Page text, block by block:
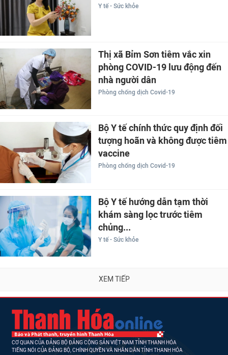
Y tế - Sức khỏe
Thị xã Bỉm Sơn tiêm vắc xin
phòng COVID-19 lưu động đến
nhà người dân
Phòng chống dịch Covid-19
Bộ Y tế chính thức quy định đối
tượng hoãn và không được tiêm
vaccine
Phòng chống dịch Covid-19
Bộ Y tế hướng dẫn tạm thời
khám sàng lọc trước tiêm
chủng...
Y tế - Sức khỏe
XEM TIẾP
CƠ QUAN CỦA ĐẢNG BỘ ĐẢNG CỘNG SẢN VIỆT NAM TỈNH THANH HÓA
TIẾNG NÓI CỦA ĐẢNG BỘ, CHÍNH QUYỀN VÀ NHÂN DÂN TỈNH THANH HÓA